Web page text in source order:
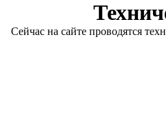
Сейчас на сайте проводятся